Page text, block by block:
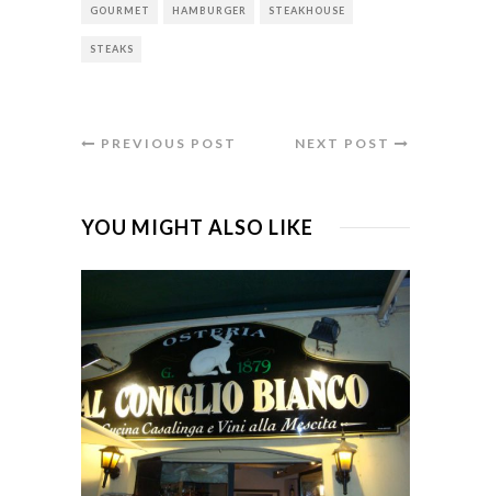
GOURMET HAMBURGER STEAKHOUSE
STEAKS
PREVIOUS POST NEXT POST
YOU MIGHT ALSO LIKE